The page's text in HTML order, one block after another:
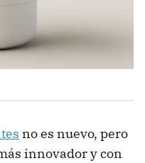
no es nuevo, pero
innovador y con